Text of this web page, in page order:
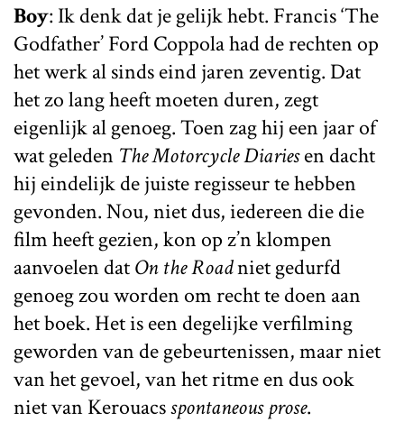
Boy: Ik denk dat je gelijk hebt. Francis ‘The
Godfather’ Ford Coppola had de rechten op
het werk al sinds eind jaren zeventig. Dat
het zo lang heeft moeten duren, zegt
eigenlijk al genoeg. Toen zag hij een jaar of
wat geleden The Motorcycle Diariesen dacht
hij eindelijk de juiste regisseur te hebben
gevonden. Nou, niet dus, iedereen die die
film heeft gezien, kon op z’n klompen
aanvoelen datOn the Roadniet gedurfd
genoeg zou worden om recht te doen aan
het boek. Het is een degelijke verfilming
geworden van de gebeurtenissen, maar niet
van het gevoel, van het ritme en dus ook
niet van Kerouacsspontaneous prose.